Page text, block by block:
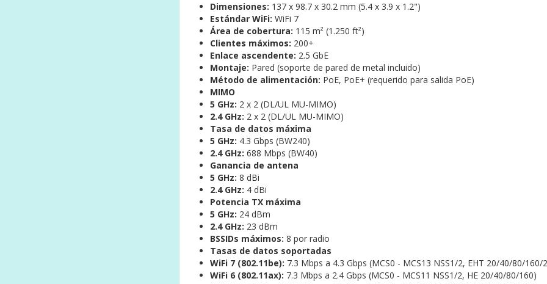
Dimensiones: 137 x 98.7 x 30.2 mm (5.4 x 3.9 x 1.2")
Estándar WiFi: WiFi 7
Área de cobertura: 115 m² (1.250 ft²)
Clientes máximos: 200+
Enlace ascendente: 2.5 GbE
Montaje: Pared (soporte de pared de metal incluido)
Método de alimentación: PoE, PoE+ (requerido para salida PoE)
MIMO
5 GHz: 2 x 2 (DL/UL MU-MIMO)
2.4 GHz: 2 x 2 (DL/UL MU-MIMO)
Tasa de datos máxima
5 GHz: 4.3 Gbps (BW240)
2.4 GHz: 688 Mbps (BW40)
Ganancia de antena
5 GHz: 8 dBi
2.4 GHz: 4 dBi
Potencia TX máxima
5 GHz: 24 dBm
2.4 GHz: 23 dBm
BSSIDs máximos: 8 por radio
Tasas de datos soportadas
WiFi 7 (802.11be): 7.3 Mbps a 4.3 Gbps (MCS0 - MCS13 NSS1/2, EHT 20/40/80/160/
WiFi 6 (802.11ax): 7.3 Mbps a 2.4 Gbps (MCS0 - MCS11 NSS1/2, HE 20/40/80/160)